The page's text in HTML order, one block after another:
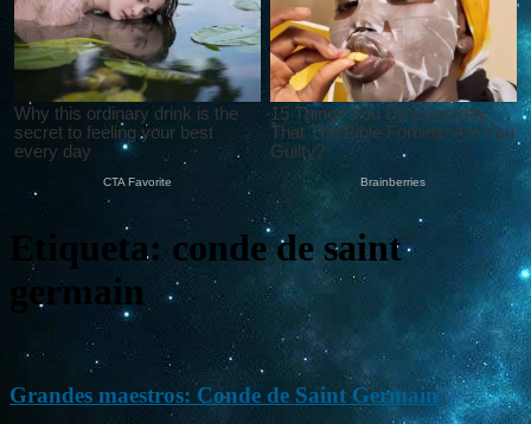
Etiqueta: conde de saint
germain
Grandes maestros: Conde de Saint Germain